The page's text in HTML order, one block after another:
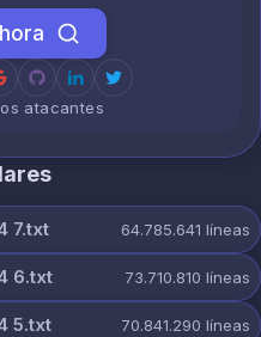
atacantes
7.txt 64.785.641 líneas
6.txt 73.710.810 líneas
5.txt 70.841.290 líneas